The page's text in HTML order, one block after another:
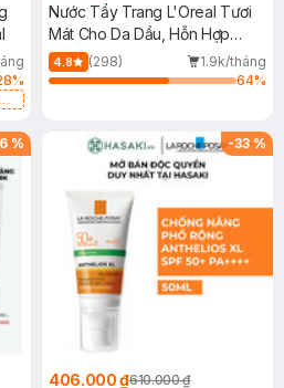
%
Nước Tẩy Trang L'Oreal Tươi
Mát Cho Da Dầu, Hỗn Hợp
400ml
4.8 (298)
1.9k/tháng
64%
% -33 %
406.000 ₫610.000 ₫